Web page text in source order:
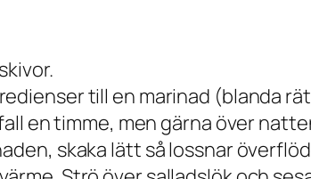
till en marinad (blanda
en timme, men gärna över
skaka lätt så lossnar